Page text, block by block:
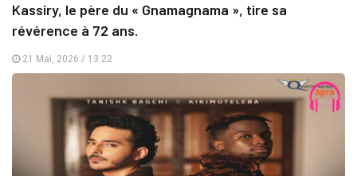
Kassiry, le père du « Gnamagnama », tire sa
révérence à 72 ans.
21 Mai, 2026 / 13:22